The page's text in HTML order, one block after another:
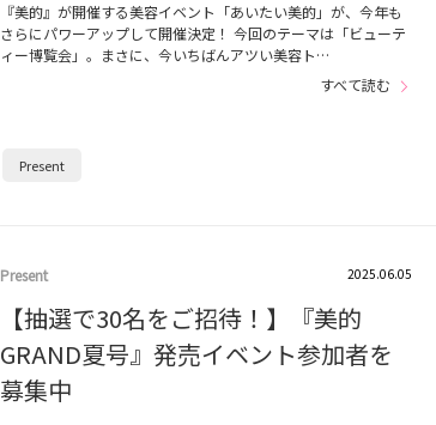
『美的』が開催する美容イベント「あいたい美的」が、今年も
さらにパワーアップして開催決定！ 今回のテーマは「ビューテ
ィー博覧会」。まさに、今いちばんアツい美容ト…
すべて読む
Present
Present 2025.06.05
【抽選で30名をご招待！】『美的
GRAND夏号』発売イベント参加者を
募集中